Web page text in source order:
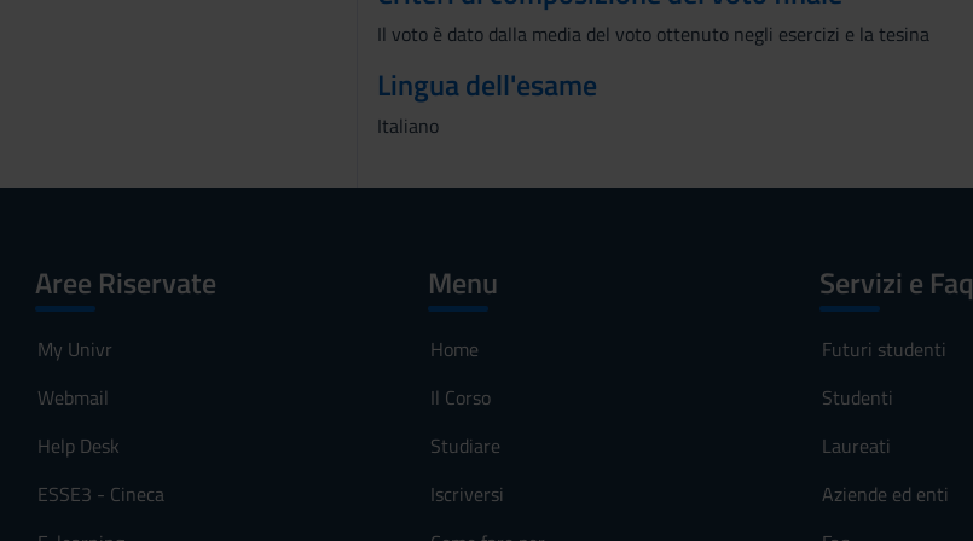
Il voto è dato dalla media del voto ottenuto negli esercizi e la tesina
Lingua dell'esame
Italiano
Aree Riservate
My Univr
Webmail
Help Desk
ESSE3 - Cineca
Menu
Home
Il Corso
Studiare
Iscriversi
Servizi e Faq
Futuri studenti
Studenti
Laureati
Aziende ed enti